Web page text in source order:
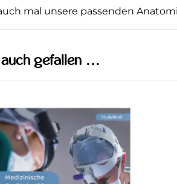
mal unsere passenden
gefallen …